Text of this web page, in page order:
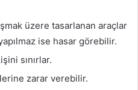
üzere tasarlanan araçlar
ise hasar görebilir.
sınırlar.
zarar verebilir.